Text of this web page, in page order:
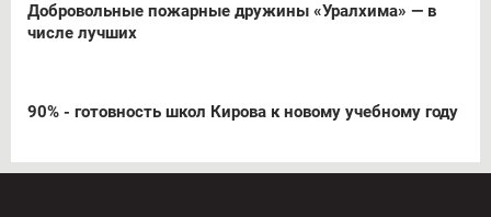
Добровольные пожарные дружины «Уралхима» — в
числе лучших
90% - готовность школ Кирова к новому учебному году